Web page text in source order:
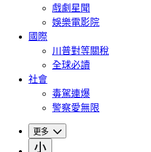
戲劇星聞
娛樂電影院
國際
川普對等關稅
全球必讀
社會
毒駕連爆
警察愛無限
更多